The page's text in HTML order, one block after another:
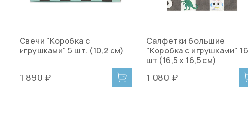
Свечи "Коробка с
игрушками" 5 шт. (10,2 см)
1 890 ₽
Салфетки большие
"Коробка с игрушками" 16
шт (16,5 x 16,5 см)
1 080 ₽